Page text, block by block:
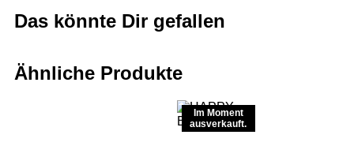
Das könnte Dir gefallen
Ähnliche Produkte
Im Moment
ausverkauft.